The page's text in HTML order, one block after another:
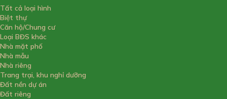
Tất cả loại hình
Biệt thự
Căn hộ/Chung cư
Loại BĐS khác
Nhà mặt phố
Nhà mẫu
Nhà riêng
Trang trại, khu nghỉ dưỡng
Đất nền dự án
Đất riêng